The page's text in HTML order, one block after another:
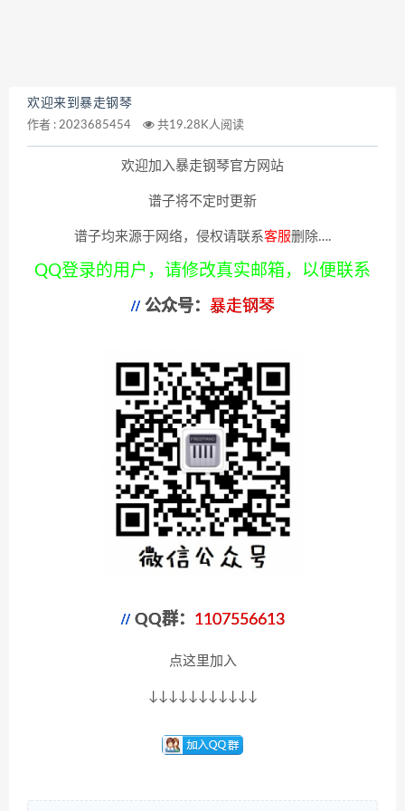
欢迎来到暴走钢琴
作者 : 2023685454 共19.28K人阅读
欢迎加入暴走钢琴官方网站
谱子将不定时更新
谱子均来源于网络，侵权请联系客服删除….
QQ登录的用户，请修改真实邮箱，以便联系
公众号： 暴走钢琴
QQ群： 1107556613
点这里加入
↓↓↓↓↓↓↓↓↓↓↓